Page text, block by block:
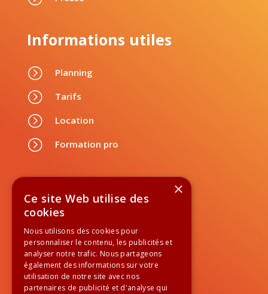
Informations utiles
= Planning
= Tarifs
= Location
= Formation pro
 01 84 60 99 60
Newsletter
×
Ce site Web utilise des
cookies
Nous utilisons des cookies pour
personnaliser le contenu, les publicités et
analyser notre trafic. Nous partageons
également des informations sur votre
utilisation de notre site avec nos
partenaires de publicité et d'analyse qui